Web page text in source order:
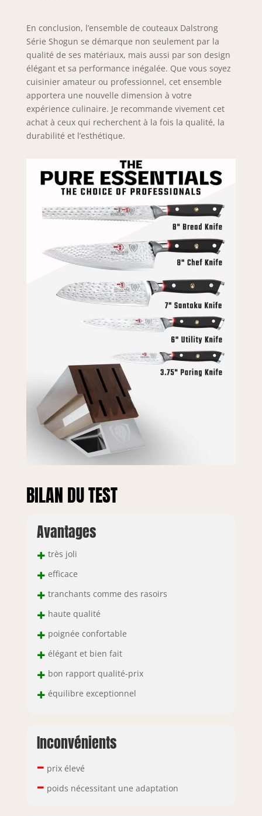
équilibrée, la lame
effilée de manière
précise minimise
la résis Engineered
to Perfection:
Ultra-premium G-
10 handle is
military grade with
life-long durability.
shape is
engineered for
superior control,
agility and comfort
while the blade's
spine is made
smooth for a
natural 'pinch
grip’. Matching
stainless steel
Dalstrong plates
on either side of
the block further
enhance this sets
aesthetic and
distinction. The
Shogun Series X 5-
piece Block Set
and versatile
knives proudly on
display. Découvrez
professionnels,
GARANTIE DE
l'aimerez!
En conclusion, l’ensemble de couteaux Dalstrong
Série Shogun se démarque non seulement par la
qualité de ses matériaux, mais aussi par son design
élégant et sa performance inégalée. Que vous soyez
cuisinier amateur ou professionnel, cet ensemble
apportera une nouvelle dimension à votre
expérience culinaire. Je recommande vivement cet
achat à ceux qui recherchent à la fois la qualité, la
durabilité et l’esthétique.
BILAN DU TEST
Avantages
+ très joli
+ efficace
+ tranchants comme des rasoirs
+ haute qualité
+ poignée confortable
+ élégant et bien fait
+ bon rapport qualité-prix
+ équilibre exceptionnel
Inconvénients
– prix élevé
– poids nécessitant une adaptation